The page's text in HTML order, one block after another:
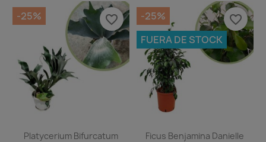
Platycerium Bifurcatum
-25% favorite_border
Ficus Benjamina Danielle
-25%
FUERA DE STOCK
favorite_border